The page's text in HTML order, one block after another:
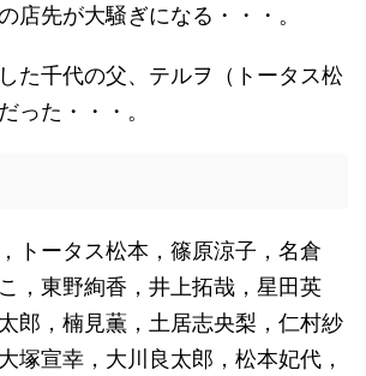
店先が大騒ぎになる・・・。
た千代の父、テルヲ（トータス松
った・・・。
トータス松本，篠原涼子，名倉
，東野絢香，井上拓哉，星田英
郎，楠見薫，土居志央梨，仁村紗
塚宣幸，大川良太郎，松本妃代，